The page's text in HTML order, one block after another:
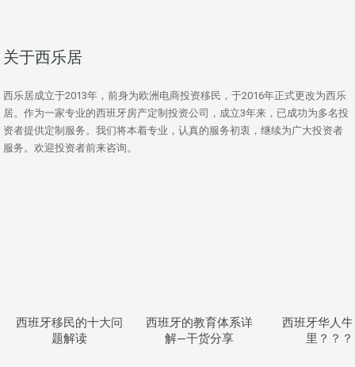
关于西乐居
西乐居成立于2013年，前身为欧洲电商投资移民，于2016年正式更改为西乐
居。作为一家专业的西班牙房产定制投资公司，成立3年来，已成功为多名投
资者提供定制服务。我们将本着专业，认真的服务初衷，继续为广大投资者
服务。欢迎投资者前来咨询。
西班牙移民的十大问
题解读
西班牙的教育体系详
解—干货分享
西班牙华人
里？？？